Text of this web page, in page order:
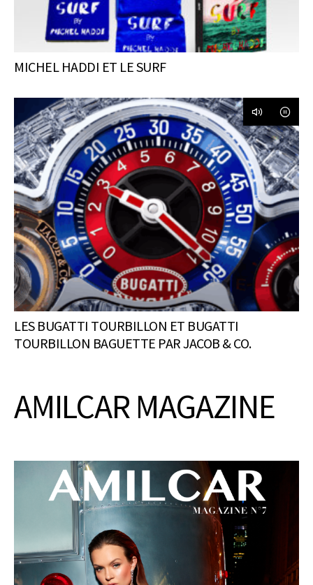
MICHEL HADDI ET LE SURF
LES BUGATTI TOURBILLON ET BUGATTI
TOURBILLON BAGUETTE PAR JACOB & CO.
AMILCAR MAGAZINE